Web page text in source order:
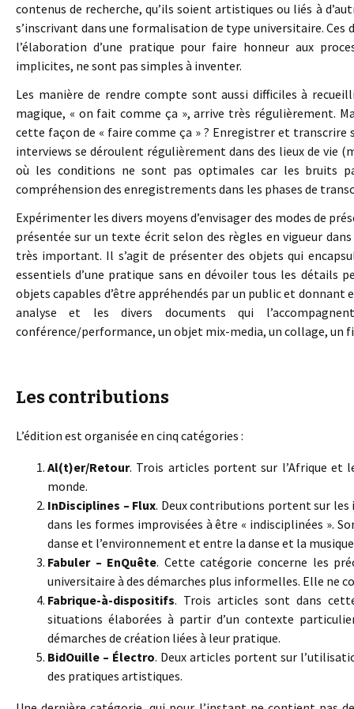
contenus de recherche, qu’ils soient artistiques ou liés à
s’inscrivant dans une formalisation de type universitaire.
l’élaboration d’une pratique pour faire honneur aux
implicites, ne sont pas simples à inventer.
Les manière de rendre compte sont aussi difficiles à
magique, « on fait comme ça », arrive très régulièrement.
cette façon de « faire comme ça » ? Enregistrer et
interviews se déroulent régulièrement dans des lieux de vie
où les conditions ne sont pas optimales car les bruits
compréhension des enregistrements dans les phases de
Expérimenter les divers moyens d’envisager des modes de
présentée sur un texte écrit selon des règles en vigueur
très important. Il s’agit de présenter des objets qui
essentiels d’une pratique sans en dévoiler tous les détails
objets capables d’être appréhendés par un public et donnant
analyse et les divers documents qui
conférence/performance, un objet mix-media, un collage, un
Les contributions
L’édition est organisée en cinq catégories :
Al(t)er/Retour. Trois articles portent sur l’Afrique
monde.
InDisciplines – Flux. Deux contributions portent sur
dans les formes improvisées à être « indisciplinées ».
danse et l’environnement et entre la danse et la
Fabuler – EnQuête. Cette catégorie concerne les
universitaire à des démarches plus informelles. Elle ne
Fabrique-à-dispositifs. Trois articles sont dans
situations élaborées à partir d’un contexte
démarches de création liées à leur pratique.
BidOuille – Électro. Deux articles portent sur
des pratiques artistiques.